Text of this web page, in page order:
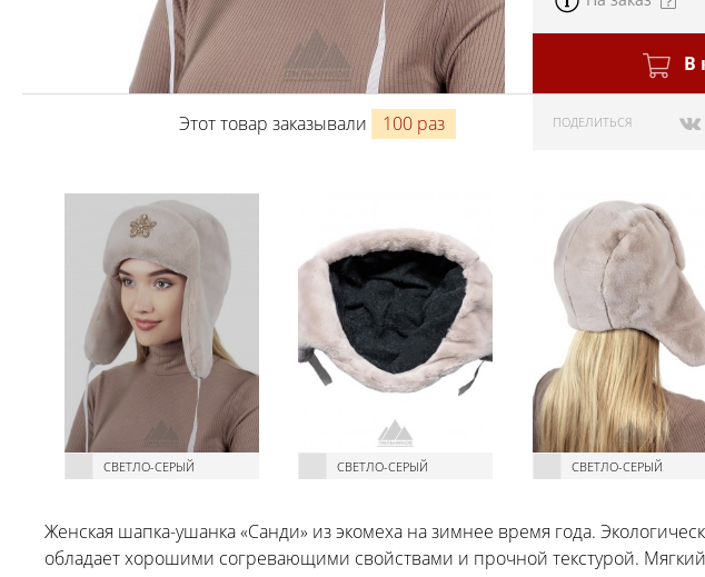
В
ПОДЕЛИТЬСЯ
Этот товар заказывали 100 раз
СВЕТЛО-СЕРЫЙ СВЕТЛО-СЕРЫЙ СВЕТЛО-СЕРЫЙ
Женская шапка-ушанка «Санди» из экомеха на зимнее время года.
обладает хорошими согревающими свойствами и прочной текстурой.